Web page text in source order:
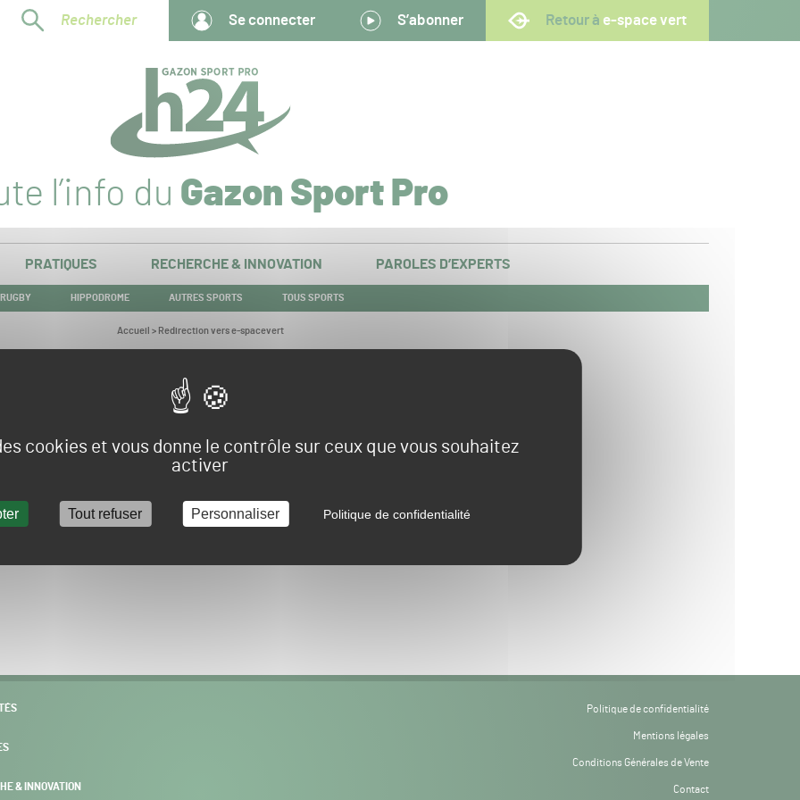
cookies et vous donne le contrôle sur ceux que vous souhaitez
activer
Tout refuser Personnaliser Politique de confidentialité
Rechercher Se connecter S’abonner Retour à e-space vert
l’info du Gazon Sport Pro
PRATIQUES RECHERCHE & INNOVATION PAROLES D’EXPERTS
RUGBY HIPPODROME AUTRES SPORTS TOUS SPORTS
Vous
Accueil > Redirection vers e-spacevert
Redirection vers e-spacevert
POURSUIVRE VERS E-SPACEVERT BY SALONVERT
& INNOVATION
Politique de confidentialité
Mentions légales
Conditions Générales de Vente
Contact